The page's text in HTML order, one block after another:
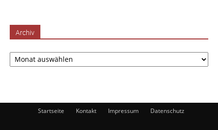
Archiv
Archiv
Startseite Kontakt Impressum Datenschutz